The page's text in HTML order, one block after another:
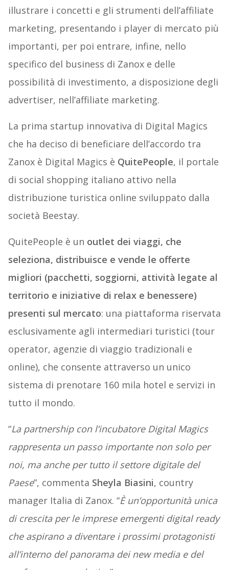
illustrare i concetti e gli strumenti dell’affiliate
marketing, presentando i player di mercato più
importanti, per poi entrare, infine, nello
specifico del business di Zanox e delle
possibilità di investimento, a disposizione degli
advertiser, nell’affiliate marketing.
La prima startup innovativa di Digital Magics
che ha deciso di beneficiare dell’accordo tra
Zanox è Digital Magics è QuitePeople, il portale
di social shopping italiano attivo nella
distribuzione turistica online sviluppato dalla
società Beestay.
QuitePeople è un outlet dei viaggi, che
seleziona, distribuisce e vende le offerte
migliori (pacchetti, soggiorni, attività legate al
territorio e iniziative di relax e benessere)
presenti sul mercato: una piattaforma riservata
esclusivamente agli intermediari turistici (tour
operator, agenzie di viaggio tradizionali e
online), che consente attraverso un unico
sistema di prenotare 160 mila hotel e servizi in
tutto il mondo.
“La partnership con l’incubatore Digital Magics
rappresenta un passo importante non solo per
noi, ma anche per tutto il settore digitale del
Paese”, commenta Sheyla Biasini, country
manager Italia di Zanox. “È un’opportunità unica
di crescita per le imprese emergenti digital ready
che aspirano a diventare i prossimi protagonisti
all’interno del panorama dei new media e del